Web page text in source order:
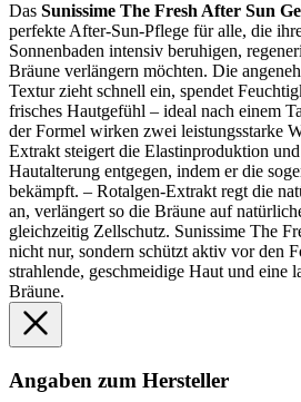
Das Sunissime The Fresh After Sun
perfekte After-Sun-Pflege für alle, die
Sonnenbaden intensiv beruhigen,
Bräune verlängern möchten. Die
Textur zieht schnell ein, spendet
frisches Hautgefühl – ideal nach einem
der Formel wirken zwei leistungsstarke
Extrakt steigert die Elastinproduktion
Hautalterung entgegen, indem er die
bekämpft. – Rotalgen-Extrakt regt die
an, verlängert so die Bräune auf
gleichzeitig Zellschutz. Sunissime The
nicht nur, sondern schützt aktiv vor den
strahlende, geschmeidige Haut und eine
Bräune.
Angaben zum Hersteller